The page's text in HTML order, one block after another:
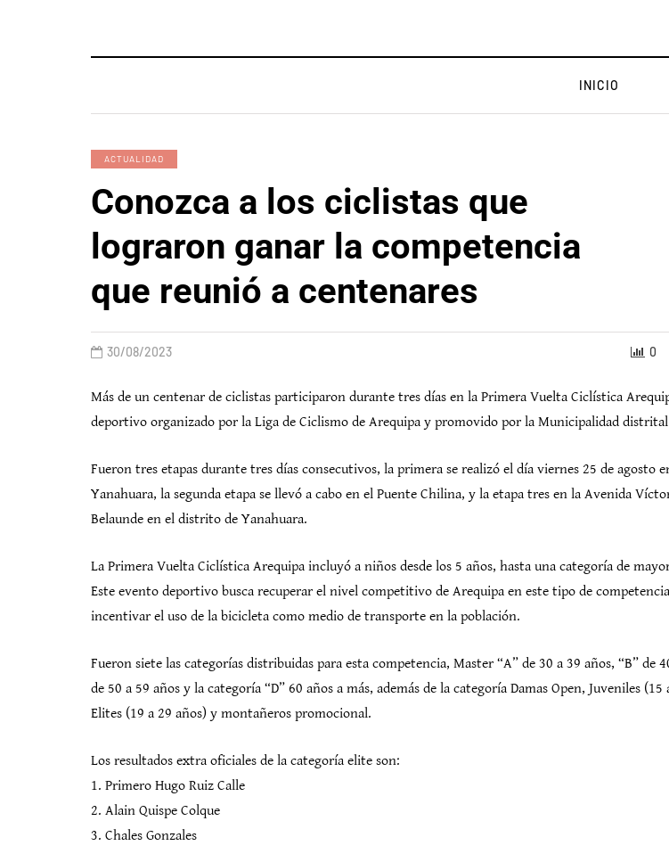
INICIO
ACTUALIDAD
Conozca a los ciclistas que
lograron ganar la competencia
que reunió a centenares
30/08/2023 0
Más de un centenar de ciclistas participaron durante tres días en la Primera Vuelta Ciclística
deportivo organizado por la Liga de Ciclismo de Arequipa y promovido por la Municipalidad distrital
Fueron tres etapas durante tres días consecutivos, la primera se realizó el día viernes 25 de agosto
Yanahuara, la segunda etapa se llevó a cabo en el Puente Chilina, y la etapa tres en la Avenida
Belaunde en el distrito de Yanahuara.
La Primera Vuelta Ciclística Arequipa incluyó a niños desde los 5 años, hasta una categoría de
Este evento deportivo busca recuperar el nivel competitivo de Arequipa en este tipo de
incentivar el uso de la bicicleta como medio de transporte en la población.
Fueron siete las categorías distribuidas para esta competencia, Master “A” de 30 a 39 años, “B” de
de 50 a 59 años y la categoría “D” 60 años a más, además de la categoría Damas Open, Juveniles (15
Elites (19 a 29 años) y montañeros promocional.
Los resultados extra oficiales de la categoría elite son:
1. Primero Hugo Ruiz Calle
2. Alain Quispe Colque
3. Chales Gonzales